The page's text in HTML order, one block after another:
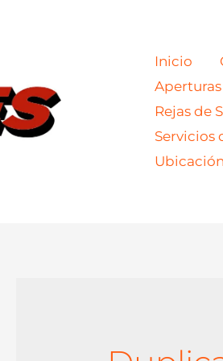
Inicio
Rejas de
Servicios